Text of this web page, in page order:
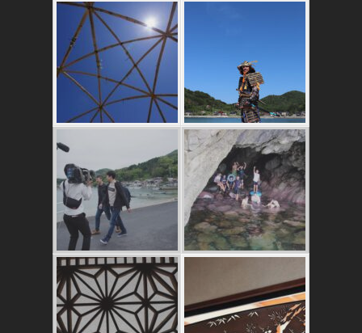
竹ドームのワーク
ショップ